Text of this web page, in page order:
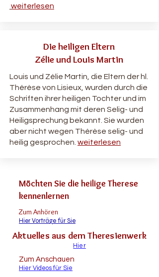
weiterlesen
Die heiligen Eltern
Zélie und Louis Martin
Louis und Zélie Martin, die Eltern der hl.
Thérèse von Lisieux, wurden durch die
Schriften ihrer heiligen Tochter und im
Zusammenhang mit deren Selig- und
Heiligsprechung bekannt. Sie wurden
aber nicht wegen Thérèse selig- und
heilig gesprochen. weiterlesen
Möchten Sie die heilige Therese
kennenlernen
Zum Anhören
Hier Vorträge für Sie
Aktuelles aus dem Theresienwerk
Hier
Zum Anschauen
Hier Videos für Sie